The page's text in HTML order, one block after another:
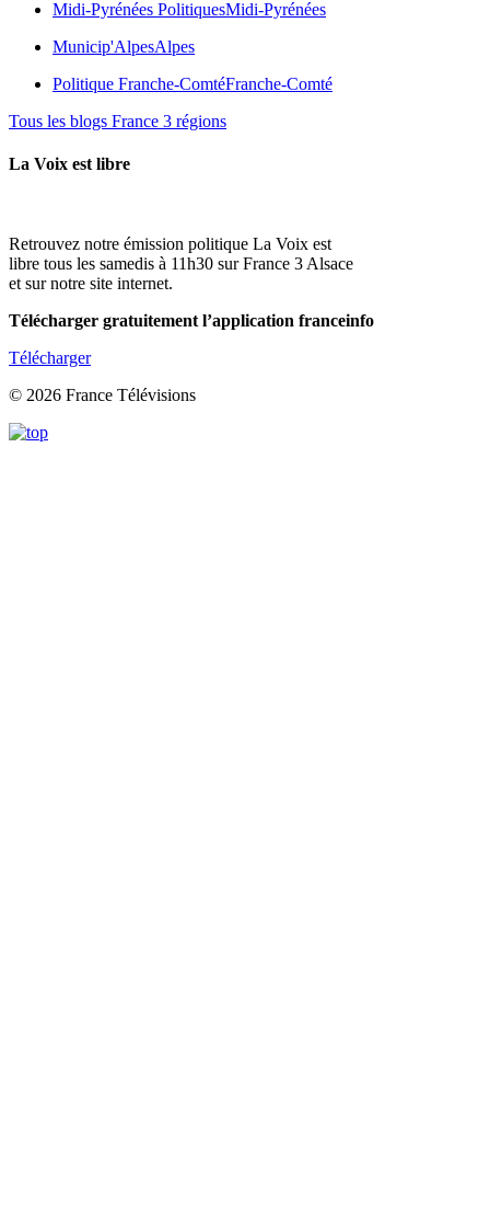
Midi-Pyrénées PolitiquesMidi-Pyrénées
Municip'AlpesAlpes
Politique Franche-ComtéFranche-Comté
Tous les blogs France 3 régions
La Voix est libre
Retrouvez notre émission politique La Voix est
libre tous les samedis à 11h30 sur France 3 Alsace
et sur notre site internet.
Télécharger gratuitement l’application franceinfo
Télécharger
© 2026 France Télévisions